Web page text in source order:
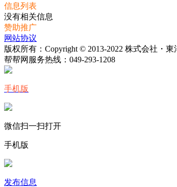
信息列表
没有相关信息
赞助推广
网站协议
版权所有：Copyright © 2013-2022 株式会社・東
帮帮网服务热线： 049-293-1208
手机版
微信扫一扫打开
手机版
发布信息